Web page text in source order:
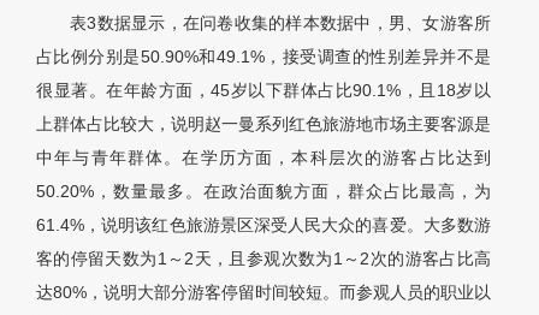
表3数据显示，在问卷收集的样本数据中，男、女游客所
占比例分别是50.90%和49.1%，接受调查的性别差异并不是
很显著。在年龄方面，45岁以下群体占比90.1%，且18岁以
上群体占比较大，说明赵一曼系列红色旅游地市场主要客源是
中年与青年群体。在学历方面，本科层次的游客占比达到
50.20%，数量最多。在政治面貌方面，群众占比最高，为
61.4%，说明该红色旅游景区深受人民大众的喜爱。大多数游
客的停留天数为1～2天，且参观次数为1～2次的游客占比高
达80%，说明大部分游客停留时间较短。而参观人员的职业以